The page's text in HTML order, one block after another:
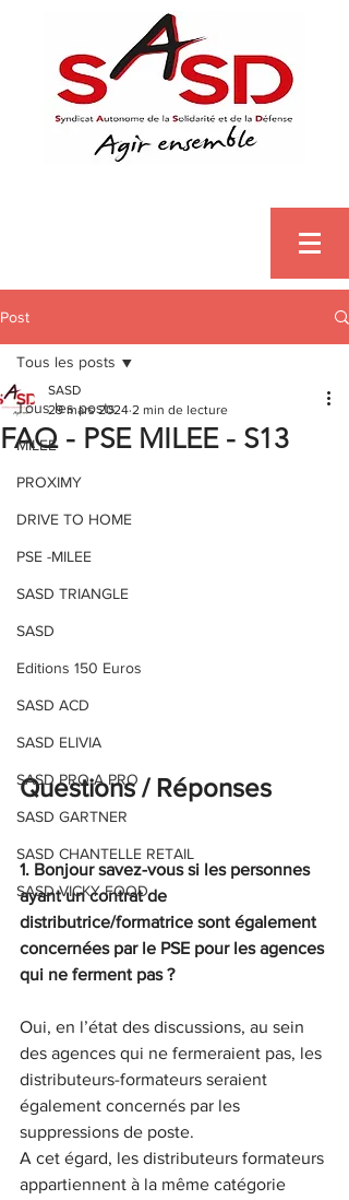
Post
Tous les posts
MILEE
PROXIMY
DRIVE TO HOME
PSE -MILEE
SASD TRIANGLE
SASD
Editions 150 Euros
SASD ACD
SASD ELIVIA
SASD PRO A PRO
SASD GARTNER
SASD CHANTELLE RETAIL
SASD VICKY FOOD
Tous les posts
FAQ - PSE MILEE - S13
SASD
29 mars 2024 2 min de lecture
Questions / Réponses
1. Bonjour savez-vous si les personnes
ayant un contrat de
distributrice/formatrice sont également
concernées par le PSE pour les agences
qui ne ferment pas ?
Oui, en l’état des discussions, au sein
des agences qui ne fermeraient pas, les
distributeurs-formateurs seraient
également concernés par les
suppressions de poste.
A cet égard, les distributeurs formateurs
appartiennent à la même catégorie